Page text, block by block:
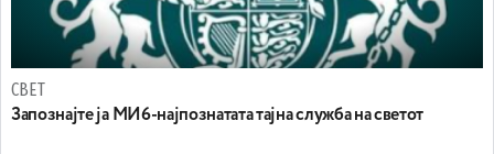
СВЕТ
Запознајте ја МИ6-најпознатата тајна служба на светот